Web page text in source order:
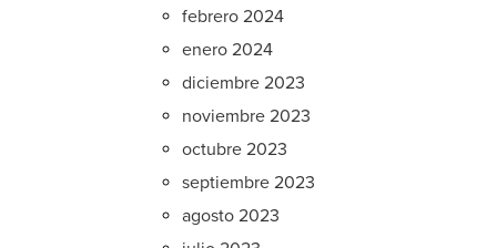
febrero 2024
enero 2024
diciembre 2023
noviembre 2023
octubre 2023
septiembre 2023
agosto 2023